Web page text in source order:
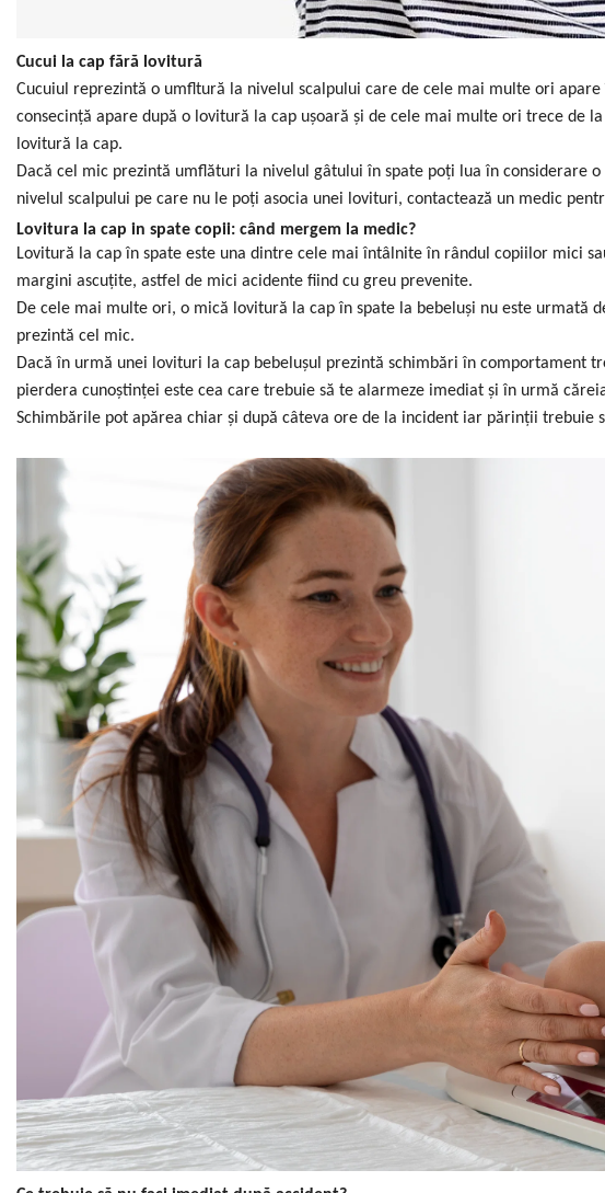
Cucui la cap fără lovitură
Cucuiul reprezintă o umfltură la nivelul scalpului care de cele mai multe ori
consecință apare după o lovitură la cap ușoară și de cele mai multe ori trece de
lovitură la cap.
Dacă cel mic prezintă umflături la nivelul gâtului în spate poți lua în considerare
nivelul scalpului pe care nu le poți asocia unei lovituri, contactează un medic
Lovitura la cap in spate copii: când mergem la medic?
Lovitură la cap în spate este una dintre cele mai întâlnite în rândul copiilor mici
margini ascuțite, astfel de mici acidente fiind cu greu prevenite.
De cele mai multe ori, o mică lovitură la cap în spate la bebeluși nu este urmată
prezintă cel mic.
Dacă în urmă unei lovituri la cap bebelușul prezintă schimbări în comportament
pierdera cunoștinței este cea care trebuie să te alarmeze imediat și în urmă
Schimbările pot apărea chiar și după câteva ore de la incident iar părinții